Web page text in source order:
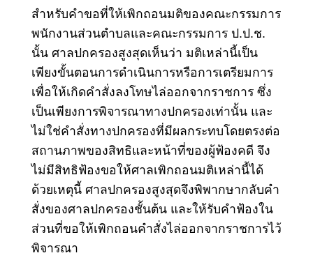
สำหรับคำขอที่ให้เพิกถอนมติของคณะกรรมการ
พนักงานส่วนตำบลและคณะกรรมการ ป.ป.ช.
นั้น ศาลปกครองสูงสุดเห็นว่า มติเหล่านี้เป็น
เพียงขั้นตอนการดำเนินการหรือการเตรียมการ
เพื่อให้เกิดคำสั่งลงโทษไล่ออกจากราชการ ซึ่ง
เป็นเพียงการพิจารณาทางปกครองเท่านั้น และ
ไม่ใช่คำสั่งทางปกครองที่มีผลกระทบโดยตรงต่อ
สถานภาพของสิทธิและหน้าที่ของผู้ฟ้องคดี จึง
ไม่มีสิทธิฟ้องขอให้ศาลเพิกถอนมติเหล่านี้ได้
ด้วยเหตุนี้ ศาลปกครองสูงสุดจึงพิพากษากลับคำ
สั่งของศาลปกครองชั้นต้น และให้รับคำฟ้องใน
ส่วนที่ขอให้เพิกถอนคำสั่งไล่ออกจากราชการไว้
พิจารณา